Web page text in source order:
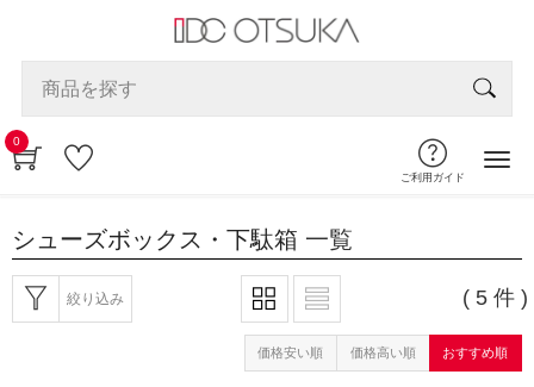
0
ご利用ガイド
シューズボックス・下駄箱 一覧
絞り込み ( 5 件 )
価格安い順 価格高い順 おすすめ順